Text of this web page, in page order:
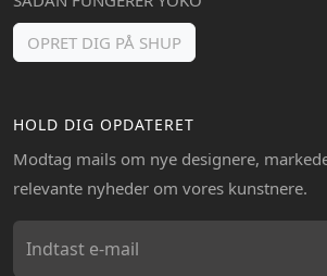
OPRET DIG PÅ SHUP
HOLD DIG OPDATERET
Modtag mails om nye designere,
relevante nyheder om vores kunstnere.